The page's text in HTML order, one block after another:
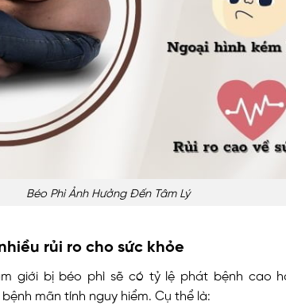
Béo Phì Ảnh Hưởng Đến Tâm Lý
rủi ro cho sức khỏe
giới bị béo phì sẽ có tỷ lệ phát bệnh cao
mãn tính nguy hiểm. Cụ thể là: